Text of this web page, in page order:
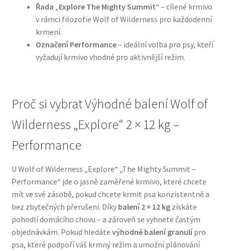
Oblečky pro psy
Pamlsky pro psy
Ortopedické pelíšky
Přepravky pro psy
Purizon pro psy — Vysoký obsah masa, bez obilovin
Royal Canin pro psy
Veterinární dieta pro psy
Vodítka a obojky
Řada „Explore The Mighty Summit“ – cílené krmivo
v rámci filozofie Wolf of Wilderness pro každodenní
krmení.
Označení Performance– ideální volba pro psy, kteří
vyžadují krmivo vhodné pro aktivnější režim.
Proč si vybrat Výhodné balení Wolf of
Wilderness „Explore“ 2 × 12 kg –
Performance
U Wolf of Wilderness „Explore“ „The Mighty Summit –
Performance“ jde o jasně zaměřené krmivo, které chcete
mít ve své zásobě, pokud chcete krmit psa konzistentně a
bez zbytečných přerušení. Díky balení 2 × 12 kgzískáte
pohodlí domácího chovu – a zároveň se vyhnete častým
objednávkám. Pokud hledáte výhodné balení granulípro
psa, které podpoří váš krmný režim a umožní plánování